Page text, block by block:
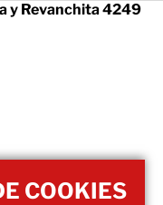
y Revanchita 4249
COOKIES